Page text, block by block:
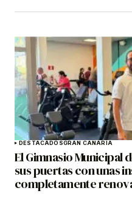
DESTACADOSGRAN CANARIA
El Gimnasio Municipal
sus puertas con unas
completamente